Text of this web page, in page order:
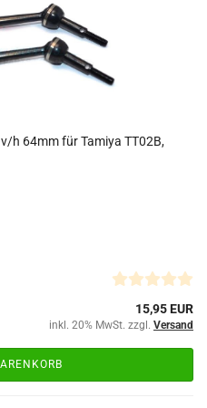
h 64mm für Tamiya TT02B,
15,95 EUR
inkl. 20% MwSt. zzgl. Versand